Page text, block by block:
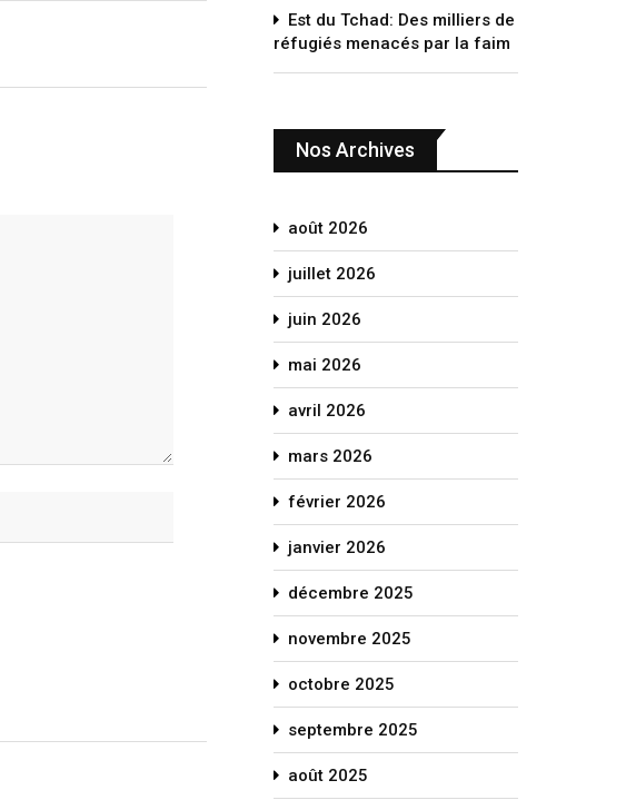
Est du Tchad: Des milliers de
réfugiés menacés par la faim
Nos Archives
août 2026
juillet 2026
juin 2026
mai 2026
avril 2026
mars 2026
février 2026
janvier 2026
décembre 2025
novembre 2025
octobre 2025
septembre 2025
août 2025